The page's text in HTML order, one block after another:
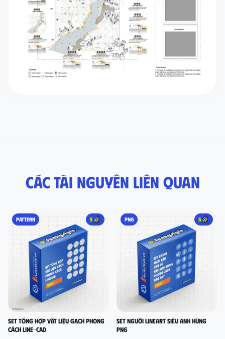
Các tài nguyên liên quan
PATTERN 5
set tổng hợp vật liệu gạch phong
cách LINE-CAD
PNG 5
Set người lineart siêu anh hùng
PNG